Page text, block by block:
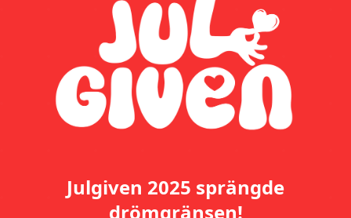
Julgiven 2025 sprängde
drömgränsen!